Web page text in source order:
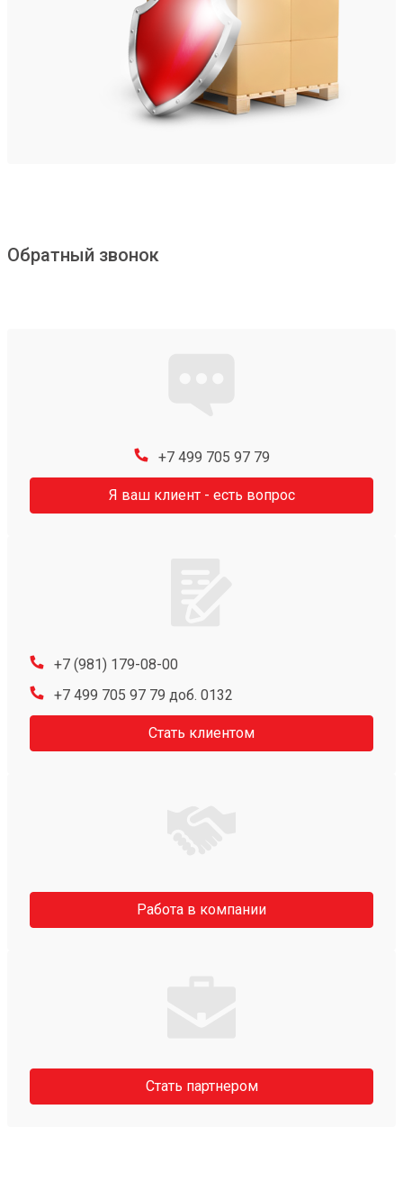
Обратный звонок
+7 499 705 97 79
Я ваш клиент - есть вопрос
+7 (981) 179-08-00
+7 499 705 97 79 доб. 0132
Стать клиентом
Работа в компании
Стать партнером